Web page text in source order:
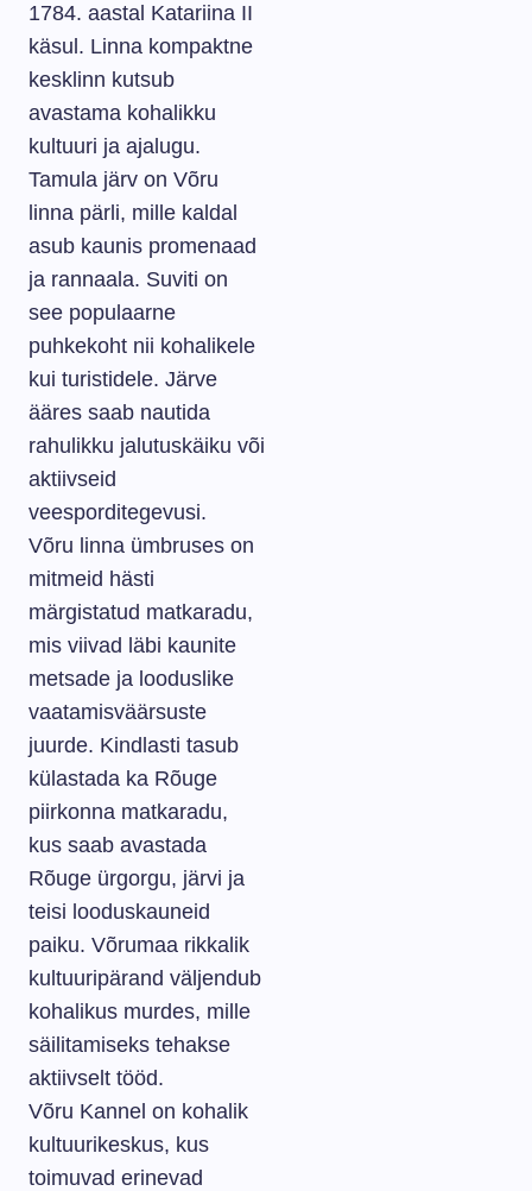
1784. aastal Katariina II
käsul. Linna kompaktne
kesklinn kutsub
avastama kohalikku
kultuuri ja ajalugu.
Tamula järv on Võru
linna pärli, mille kaldal
asub kaunis promenaad
ja rannaala. Suviti on
see populaarne
puhkekoht nii kohalikele
kui turistidele. Järve
ääres saab nautida
rahulikku jalutuskäiku või
aktiivseid
veesporditegevusi.
Võru linna ümbruses on
mitmeid hästi
märgistatud matkaradu,
mis viivad läbi kaunite
metsade ja looduslike
vaatamisväärsuste
juurde. Kindlasti tasub
külastada ka Rõuge
piirkonna matkaradu,
kus saab avastada
Rõuge ürgorgu, järvi ja
teisi looduskauneid
paiku. Võrumaa rikkalik
kultuuripärand väljendub
kohalikus murdes, mille
säilitamiseks tehakse
aktiivselt tööd.
Võru Kannel on kohalik
kultuurikeskus, kus
toimuvad erinevad